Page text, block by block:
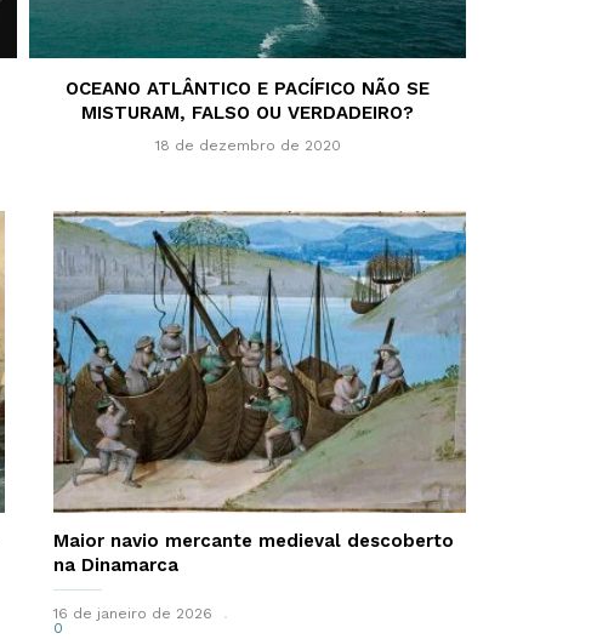
OCEANO ATLÂNTICO E PACÍFICO NÃO SE
MISTURAM, FALSO OU VERDADEIRO?
18 de dezembro de 2020
Maior navio mercante medieval descoberto
na Dinamarca
16 de janeiro de 2026
0